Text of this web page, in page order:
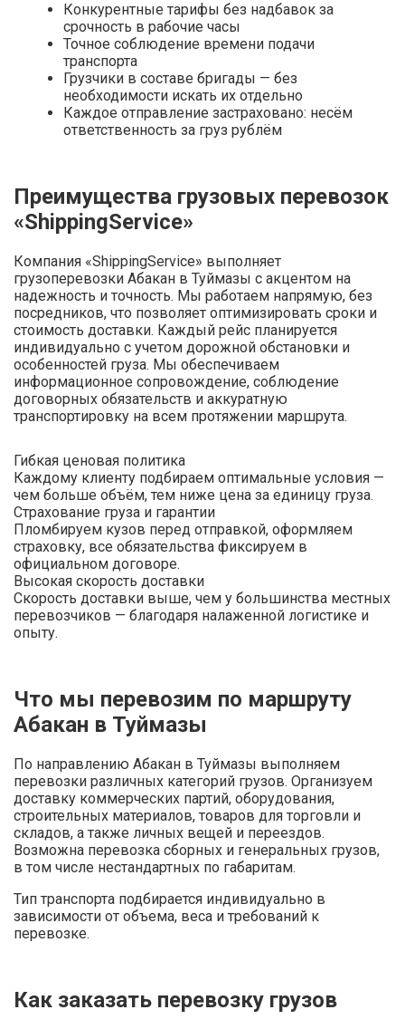
Конкурентные тарифы без надбавок за
срочность в рабочие часы
Точное соблюдение времени подачи
транспорта
Грузчики в составе бригады — без
необходимости искать их отдельно
Каждое отправление застраховано: несём
ответственность за груз рублём
Преимущества грузовых перевозок
«ShippingService»
Компания «ShippingService» выполняет
грузоперевозки Абакан в Туймазы с акцентом на
надежность и точность. Мы работаем напрямую, без
посредников, что позволяет оптимизировать сроки и
стоимость доставки. Каждый рейс планируется
индивидуально с учетом дорожной обстановки и
особенностей груза. Мы обеспечиваем
информационное сопровождение, соблюдение
договорных обязательств и аккуратную
транспортировку на всем протяжении маршрута.
Гибкая ценовая политика
Каждому клиенту подбираем оптимальные условия —
чем больше объём, тем ниже цена за единицу груза.
Страхование груза и гарантии
Пломбируем кузов перед отправкой, оформляем
страховку, все обязательства фиксируем в
официальном договоре.
Высокая скорость доставки
Скорость доставки выше, чем у большинства местных
перевозчиков — благодаря налаженной логистике и
опыту.
Что мы перевозим по маршруту
Абакан в Туймазы
По направлению Абакан в Туймазы выполняем
перевозки различных категорий грузов. Организуем
доставку коммерческих партий, оборудования,
строительных материалов, товаров для торговли и
складов, а также личных вещей и переездов.
Возможна перевозка сборных и генеральных грузов,
в том числе нестандартных по габаритам.
Тип транспорта подбирается индивидуально в
зависимости от объема, веса и требований к
перевозке.
Как заказать перевозку грузов